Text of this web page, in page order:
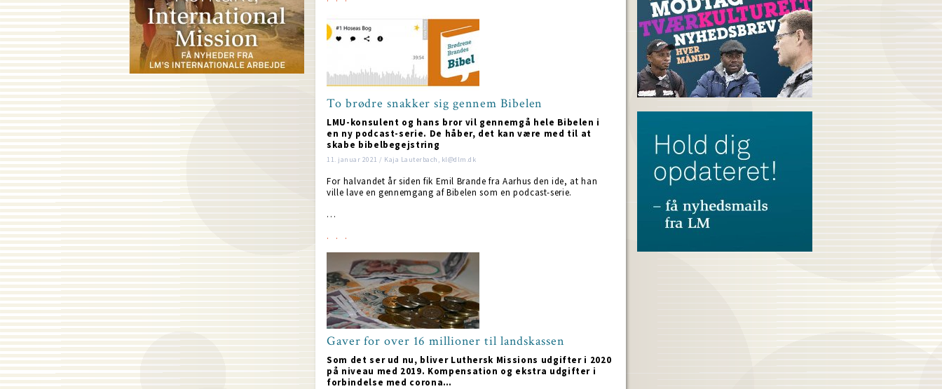
To brødre snakker sig gennem Bibelen
LMU-konsulent og hans bror vil gennemgå hele Bibelen i
en ny podcast-serie. De håber, det kan være med til at
skabe bibelbegejstring
11. januar 2021 / Kaja Lauterbach, kl@dlm.dk
For halvandet år siden fik Emil Brande fra Aarhus den ide, at han
ville lave en gennemgang af Bibelen som en podcast-serie.
…
Gaver for over 16 millioner til landskassen
Som det ser ud nu, bliver Luthersk Missions udgifter i 2020
på niveau med 2019. Kompensation og ekstra udgifter i
forbindelse med corona…